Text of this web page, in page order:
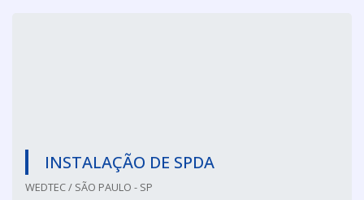
INSTALAÇÃO DE SPDA
WEDTEC / SÃO PAULO - SP